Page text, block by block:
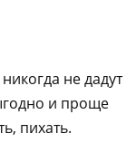
не дадут
и проще
пихать.